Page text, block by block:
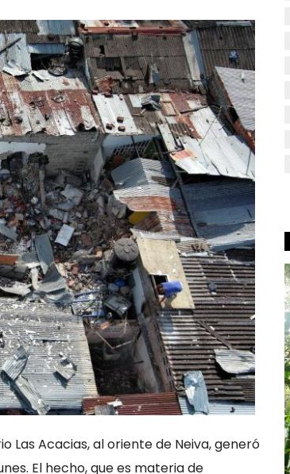
Las Acacias, al oriente de Neiva, generó
El hecho, que es materia de